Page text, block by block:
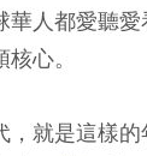
人都愛聽
心。
就是這樣